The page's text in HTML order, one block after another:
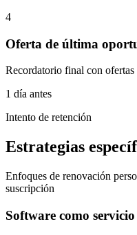
4
Oferta de última
Recordatorio final con ofertas
1 día antes
Intento de retención
Estrategias
Enfoques de renovación
suscripción
Software como servicio